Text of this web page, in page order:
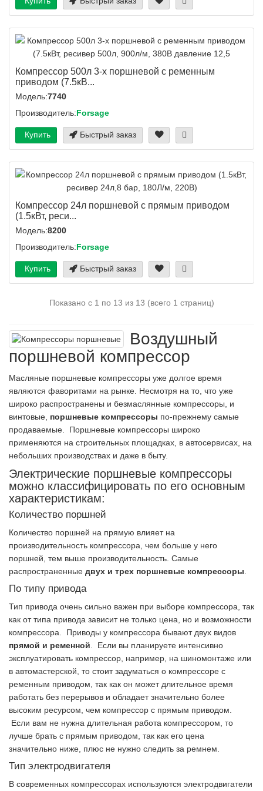
Компрессор 500л 3-х поршневой с ременным
приводом (7.5кВ...
Модель:7740
Производитель:Forsage
Купить Быстрый заказ
Компрессор 24л поршневой с прямым приводом
(1.5кВт, реси...
Модель:8200
Производитель:Forsage
Купить Быстрый заказ
Показано с 1 по 13 из 13 (всего 1 страниц)
Воздушный
поршневой компрессор
Масляные поршневые компрессоры уже долгое время
являются фаворитами на рынке. Несмотря на то, что уже
широко распространены и безмаслянные компрессоры , и
винтовые, поршневые компрессоры по-прежнему самые
продаваемые. Поршневые компрессоры широко
применяются на строительных площадках, в автосервисах, на
небольших производствах и даже в быту.
Электрические поршневые компрессоры
можно классифицировать по его основным
характеристикам:
Количество поршней
Количество поршней на прямую влияет на
производительность компрессора, чем больше у него
поршней, тем выше производительность. Самые
распространенные двух и трех поршневые компрессоры
По типу привода
Тип привода очень сильно важен при выборе компрессора, так
как от типа привода зависит не только цена, но и возможности
компрессора. Приводы у компрессора бывают двух видов
прямой и ременной . Если вы планируете интенсивно
эксплуатировать компрессор, например, на шиномонтаже или
в автомастерской, то стоит задуматься о компрессоре с
ременным приводом, так как он может длительное время
работать без перерывов и обладает значительно более
высоким ресурсом, чем компрессор с прямым приводом.
Если вам не нужна длительная работа компрессором, то
лучше брать с прямым приводом, так как его цена
значительно ниже, плюс не нужно следить за ремнем.
Тип электродвигателя
В современных компрессорах используются электродвигатели